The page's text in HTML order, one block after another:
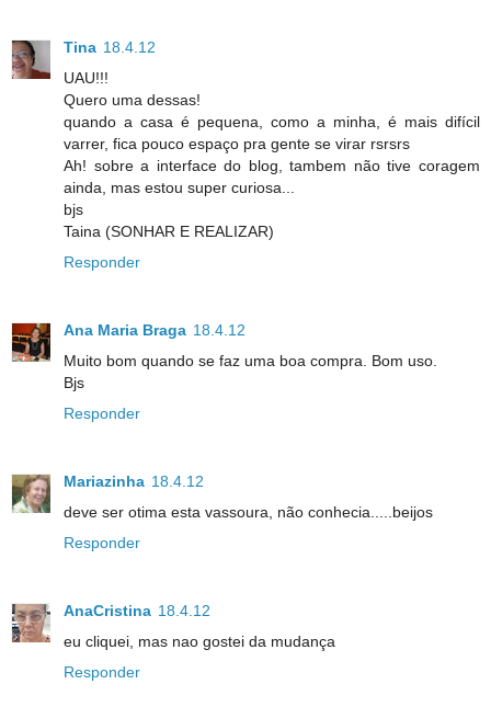
Tina 18.4.12
UAU!!!
Quero uma dessas!
quando a casa é pequena, como a minha, é mais difícil
varrer, fica pouco espaço pra gente se virar rsrsrs
Ah! sobre a interface do blog, tambem não tive coragem
ainda, mas estou super curiosa...
bjs
Taina (SONHAR E REALIZAR)
Responder
Ana Maria Braga 18.4.12
Muito bom quando se faz uma boa compra. Bom uso.
Bjs
Responder
Mariazinha 18.4.12
deve ser otima esta vassoura, não conhecia.....beijos
Responder
AnaCristina 18.4.12
eu cliquei, mas nao gostei da mudança
Responder